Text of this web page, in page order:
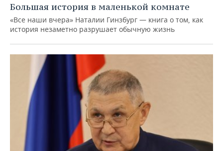
Большая история в маленькой комнате
«Все наши вчера» Наталии Гинзбург — книга о том, как
история незаметно разрушает обычную жизнь